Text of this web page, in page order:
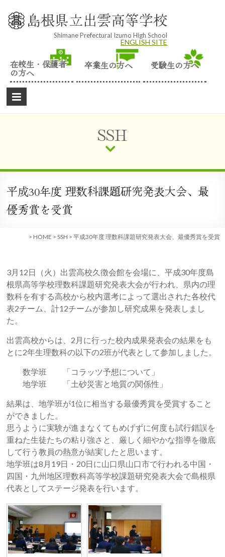
content 島根県立出雲高等学校
Shimane Prefectural Izumo High School
ENGLISH SITE
在校生・保護者
の方へ
卒業生の方へ 受験生の方へ
SSH
平成30年度 理数科課題研究発表大会、最
優秀賞を受賞
> HOME > SSH > 平成30年度 理数科課題研究発表大会、最優秀賞を受賞
3月12日（火）出雲高校久徴会館を会場に、平成30年度島
根県高等学校理数科課題研究発表大会が行われ、県内の理
数科を有する高校から校内選考によって選出された各校代
表2チーム、計12チームが参加し研究成果を発表しまし
た。
出雲高校からは、2月に行った校内成果発表会の結果をも
とに2年生理数科の以下の2班が代表として参加しました。
数学班 「コラッツ予想について」
地学班 「土砂災害と地質の関係性」
結果は、地学班が1位に相当する最優秀賞を受賞すること
ができました。
思うように実験が進まなくてもめげずに何度も試行錯誤を
重ねた生徒たちの粘り強さと、厳しく細やかな指導を徹底
して行う教員の熱意が結実したと思います。
地学班は8月19日・20日に山口県山口市で行われる中国・
四国・九州地区理数科高等学校課題研究発表大会で島根県
代表としてステージ発表を行います。